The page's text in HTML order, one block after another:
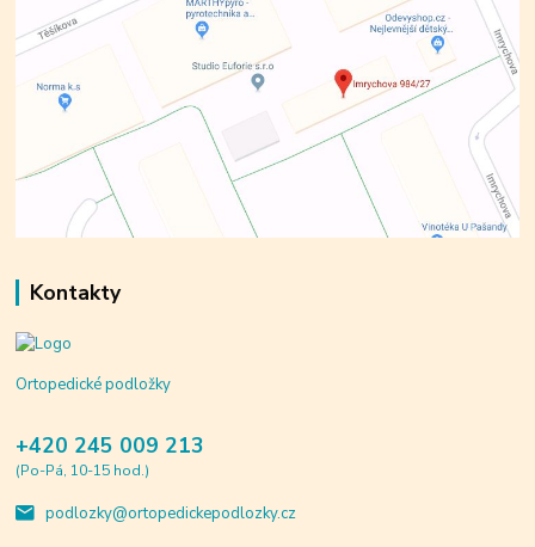
Kontakty
Ortopedické podložky
+420 245 009 213
(Po-Pá, 10-15 hod.)
podlozky@ortopedickepodlozky.cz